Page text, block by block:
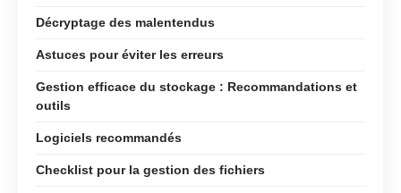
Décryptage des malentendus
Astuces pour éviter les erreurs
Gestion efficace du stockage : Recommandations et
outils
Logiciels recommandés
Checklist pour la gestion des fichiers